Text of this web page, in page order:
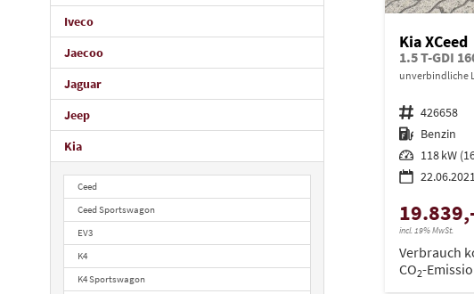
Kia XCeed
1.5 T-GDI
unverbindliche
Fahrzeugnr. 426658
Kraftstoff Benzin
Leistung 118 kW
incl. 19% MwSt.
Verbrauch
CO2-
Iveco
Jaecoo
Jaguar
Jeep
Kia
Ceed
Ceed Sportswagon
EV3
K4
K4 Sportswagon